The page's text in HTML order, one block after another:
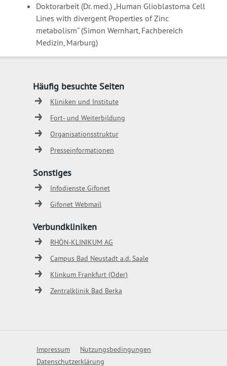
Doktorarbeit (Dr. med.) „Human Glioblastoma Cell
Lines with divergent Properties of Zinc
metabolism“ (Simon Wernhart, Fachbereich
Medizin, Marburg)
Häufig besuchte Seiten
Kliniken und Institute
Fort- und Weiterbildung
Organisationsstruktur
Presseinformationen
Sonstiges
Infodienste Gifonet
Gifonet Webmail
Verbundkliniken
RHÖN-KLINIKUM AG
Campus Bad Neustadt a.d. Saale
Klinkum Frankfurt (Oder)
Zentralklinik Bad Berka
Impressum
Nutzungsbedingungen
Datenschutzerklärung